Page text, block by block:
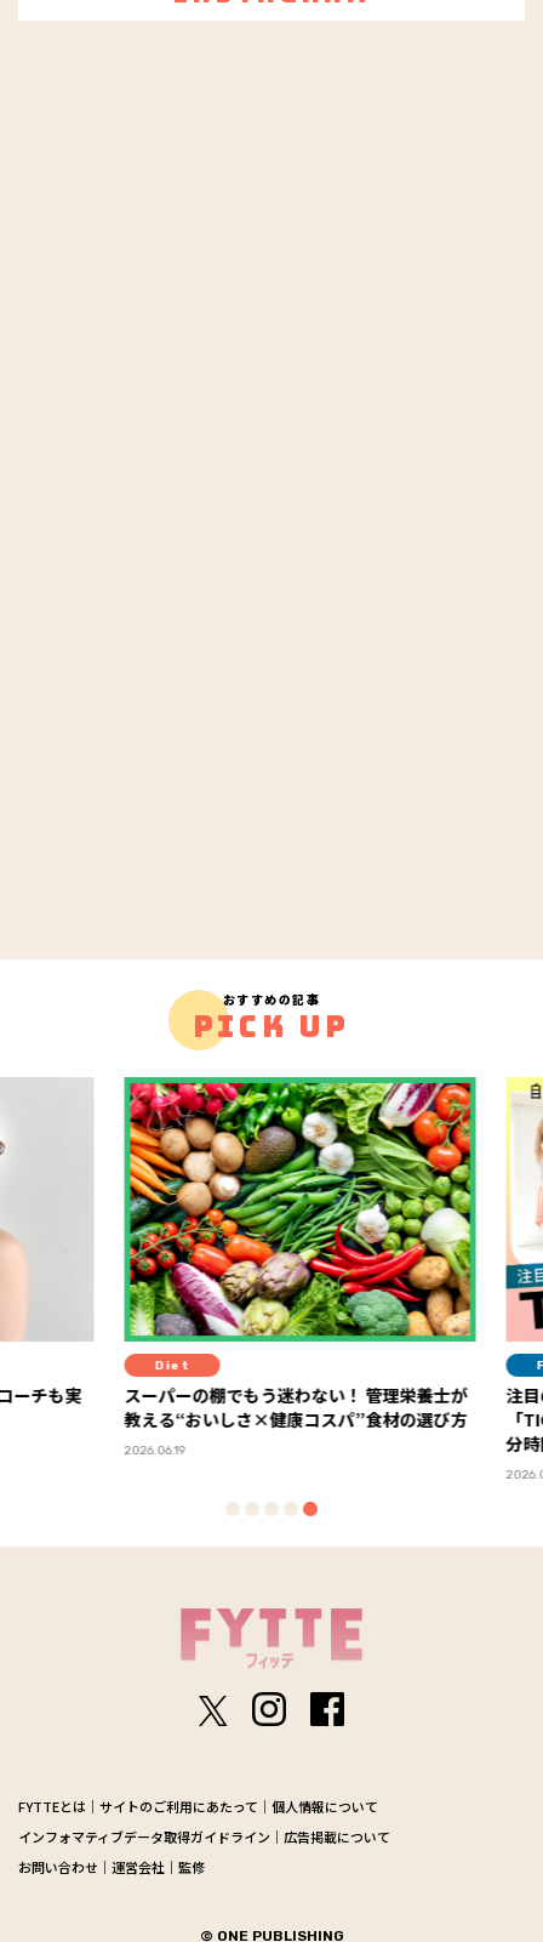
おすすめの記事
PICK UP
も実
Diet
スーパーの棚でもう迷わない！ 管理栄養士が
教える“おいしさ×健康コスパ”食材の選び方
2026.06.19
注目
「
分時
2026.05.15
FYTTEとは サイトのご利用にあたって
個人情報について
インフォマティブデータ取得ガイドライン
広告掲載について
お問い合わせ
運営会社 監修
© ONE PUBLISHING